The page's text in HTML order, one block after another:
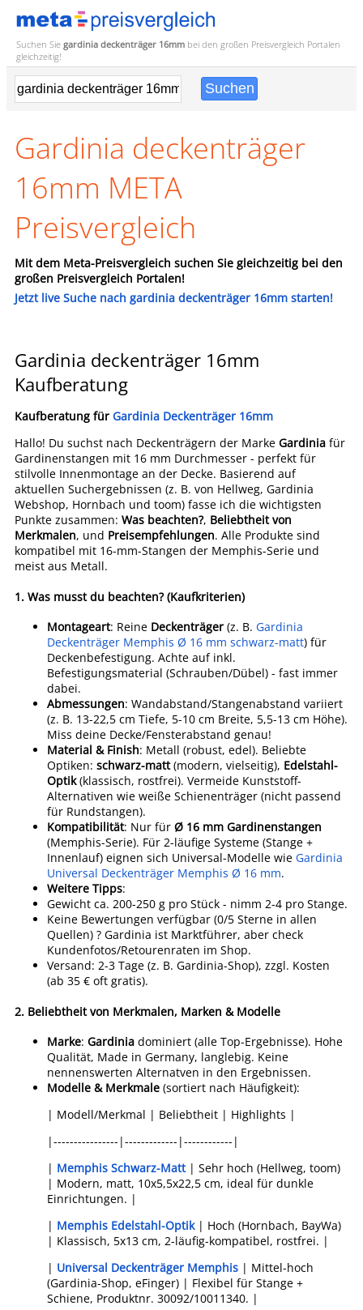
Suchen Sie gardinia deckenträger 16mm bei den großen Preisvergleich Portalen
gleichzeitig!
Gardinia deckenträger
16mm META
Preisvergleich
Mit dem Meta-Preisvergleich suchen Sie gleichzeitig bei den
großen Preisvergleich Portalen!
Jetzt live Suche nach gardinia deckenträger 16mm starten!
Gardinia deckenträger 16mm
Kaufberatung
Kaufberatung für Gardinia Deckenträger 16mm
Hallo! Du suchst nach Deckenträgern der Marke Gardinia für
Gardinenstangen mit 16 mm Durchmesser - perfekt für
stilvolle Innenmontage an der Decke. Basierend auf
aktuellen Suchergebnissen (z. B. von Hellweg, Gardinia
Webshop, Hornbach und toom) fasse ich die wichtigsten
Punkte zusammen: Was beachten?, Beliebtheit von
Merkmalen, und Preisempfehlungen. Alle Produkte sind
kompatibel mit 16-mm-Stangen der Memphis-Serie und
meist aus Metall.
1. Was musst du beachten? (Kaufkriterien)
Montageart: Reine Deckenträger (z. B. Gardinia
Deckenträger Memphis Ø 16 mm schwarz-matt) für
Deckenbefestigung. Achte auf inkl.
Befestigungsmaterial (Schrauben/Dübel) - fast immer
dabei.
Abmessungen: Wandabstand/Stangenabstand variiert
(z. B. 13-22,5 cm Tiefe, 5-10 cm Breite, 5,5-13 cm Höhe).
Miss deine Decke/Fensterabstand genau!
Material & Finish: Metall (robust, edel). Beliebte
Optiken: schwarz-matt(modern, vielseitig), Edelstahl-
Optik(klassisch, rostfrei). Vermeide Kunststoff-
Alternativen wie weiße Schienenträger (nicht passend
für Rundstangen).
Kompatibilität: Nur für Ø 16 mm Gardinenstangen
(Memphis-Serie). Für 2-läufige Systeme (Stange +
Innenlauf) eignen sich Universal-Modelle wie Gardinia
Universal Deckenträger Memphis Ø 16 mm.
Weitere Tipps:
Gewicht ca. 200-250 g pro Stück - nimm 2-4 pro Stange.
Keine Bewertungen verfügbar (0/5 Sterne in allen
Quellen) ? Gardinia ist Marktführer, aber check
Kundenfotos/Retourenraten im Shop.
Versand: 2-3 Tage (z. B. Gardinia-Shop), zzgl. Kosten
(ab 35 € oft gratis).
2. Beliebtheit von Merkmalen, Marken & Modelle
Marke: Gardinia dominiert (alle Top-Ergebnisse). Hohe
Qualität, Made in Germany, langlebig. Keine
nennenswerten Alternatven in den Ergebnissen.
Modelle & Merkmale (sortiert nach Häufigkeit):
| Modell/Merkmal | Beliebtheit | Highlights |
|----------------|-------------|------------|
| Memphis Schwarz-Matt| Sehr hoch (Hellweg, toom)
| Modern, matt, 10x5,5x22,5 cm, ideal für dunkle
Einrichtungen. |
| Memphis Edelstahl-Optik| Hoch (Hornbach, BayWa)
| Klassisch, 5x13 cm, 2-läufig-kompatibel, rostfrei. |
| Universal Deckenträger Memphis | Mittel-hoch
(Gardinia-Shop, eFinger) | Flexibel für Stange +
Schiene, Produktnr. 30092/10011340. |